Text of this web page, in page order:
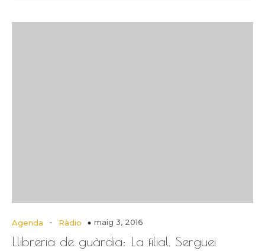
Agenda - Ràdio maig 3, 2016
Llibreria de guàrdia: La filial, Serguei